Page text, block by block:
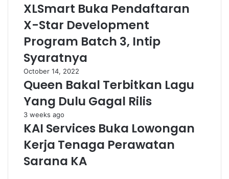
XLSmart Buka Pendaftaran
X-Star Development
Program Batch 3, Intip
Syaratnya
October 14, 2022
Queen Bakal Terbitkan Lagu
Yang Dulu Gagal Rilis
3 weeks ago
KAI Services Buka Lowongan
Kerja Tenaga Perawatan
Sarana KA